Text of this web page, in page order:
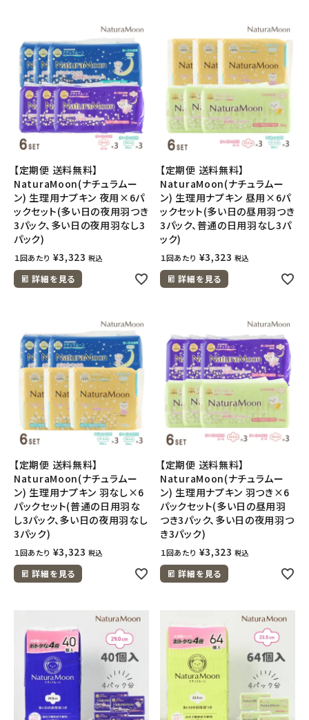
【定期便 送料無料】
NaturaMoon(ナチュラムー
ン) 生理用ナプキン 夜用×6パ
ックセット(多い日の夜用羽つき
3パック、多い日の夜用羽なし3
パック)
１回あたり ¥3,323 税込
詳細を見る
【定期便 送料無料】
NaturaMoon(ナチュラムー
ン) 生理用ナプキン 昼用×6パ
ックセット(多い日の昼用羽つき
3パック、普通の日用羽なし3パ
ック)
１回あたり ¥3,323 税込
詳細を見る
【定期便 送料無料】
NaturaMoon(ナチュラムー
ン) 生理用ナプキン 羽なし×6
パックセット(普通の日用羽な
し3パック、多い日の夜用羽なし
3パック)
１回あたり ¥3,323 税込
詳細を見る
【定期便 送料無料】
NaturaMoon(ナチュラムー
ン) 生理用ナプキン 羽つき×6
パックセット(多い日の昼用羽
つき3パック、多い日の夜用羽つ
き3パック)
１回あたり ¥3,323 税込
詳細を見る